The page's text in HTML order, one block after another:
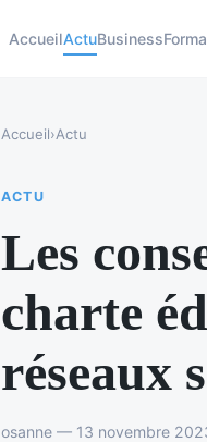
AccueilActuBusiness
Accueil›Actu
ACTU
Les
charte
réseaux
osanne — 13 novembre